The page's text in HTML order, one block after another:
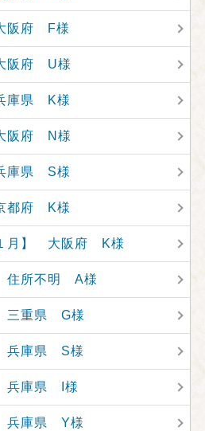
阪府 F様
阪府 U様
庫県 K様
阪府 N様
庫県 S様
都府 K様
１月】 大阪府 K様
住所不明 A様
三重県 G様
兵庫県 S様
兵庫県 I様
兵庫県 Y様